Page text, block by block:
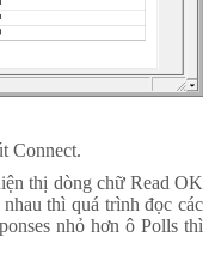
Connect.
thị dòng chữ Read OK
thì quá trình đọc các
nhỏ hơn ô Polls thì